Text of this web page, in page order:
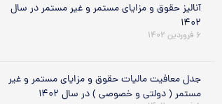
آنالیز حقوق و مزایای مستمر و غیر مستمر در سال
۱۴۰۲
۶ فروردین ۱۴۰۲
جدل معافیت مالیات حقوق و مزایای مستمر و غیر
مستمر ( دولتی و خصوصی ) در سال ۱۴۰۲